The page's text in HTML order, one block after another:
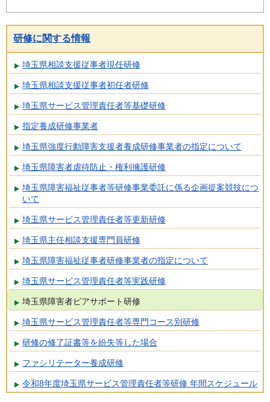
研修に関する情報
埼玉県相談支援従事者現任研修
埼玉県相談支援従事者初任者研修
埼玉県サービス管理責任者等基礎研修
指定養成研修事業者
埼玉県強度行動障害支援者養成研修事業者の指定について
埼玉県障害者虐待防止・権利擁護研修
埼玉県障害福祉従事者等研修事業委託に係る企画提案競技につ
いて
埼玉県サービス管理責任者等更新研修
埼玉県主任相談支援専門員研修
埼玉県障害福祉従事者研修事業者の指定について
埼玉県サービス管理責任者等実践研修
埼玉県障害者ピアサポート研修
埼玉県サービス管理責任者等専門コース別研修
研修の修了証書等を紛失等した場合
ファシリテーター養成研修
令和8年度埼玉県サービス管理責任者等研修 年間スケジュール